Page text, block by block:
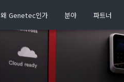
왜 Genetec인가 분야 파트너